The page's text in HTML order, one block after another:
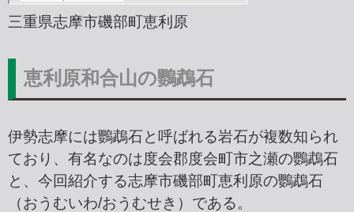
三重県志摩市磯部町恵利原
恵利原和合山の鸚鵡石
伊勢志摩には鸚鵡石と呼ばれる岩石が複数知られ
ており、有名なのは度会郡度会町市之瀬の鸚鵡石
と、今回紹介する志摩市磯部町恵利原の鸚鵡石
（おうむいわ/おうむせき）である。